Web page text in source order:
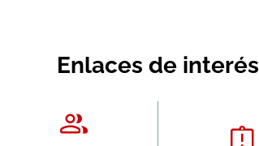
Enlaces de interés